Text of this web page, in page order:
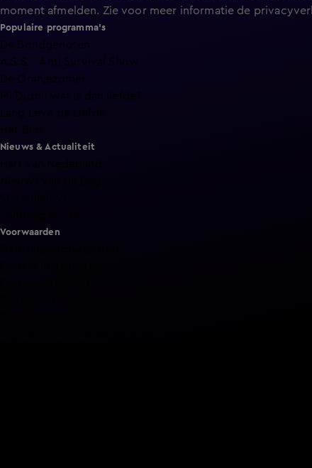
moment afmelden. Zie voor meer informatie de
Populaire programma's
De Bondgenoten
Nieuws & Actualiteit
Voorwaarden